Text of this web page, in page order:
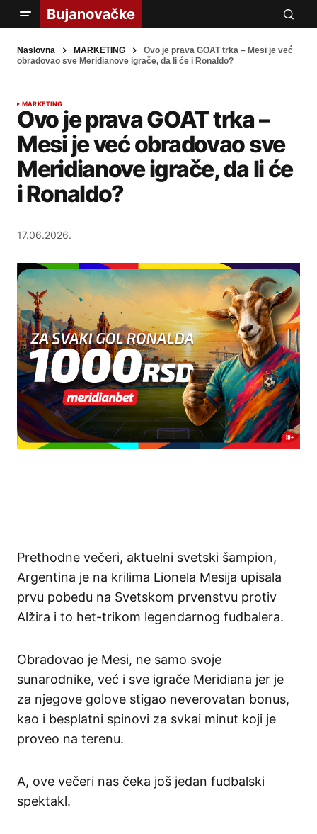
Naslovna MARKETING
Ovo je prava GOAT trka – Mesi je već
obradovao sve Meridianove igrače, da li će i Ronaldo?
MARKETING
Ovo je prava GOAT trka –
Mesi je već obradovao sve
Meridianove igrače, da li će
i Ronaldo?
17.06.2026.
Prethodne večeri, aktuelni svetski šampion,
Argentina je na krilima Lionela Mesija upisala
prvu pobedu na Svetskom prvenstvu protiv
Alžira i to het-trikom legendarnog fudbalera.
Obradovao je Mesi, ne samo svoje
sunarodnike, već i sve igrače Meridiana jer je
za njegove golove stigao neverovatan bonus,
kao i besplatni spinovi za svkai minut koji je
proveo na terenu.
A, ove večeri nas čeka još jedan fudbalski
spektakl.